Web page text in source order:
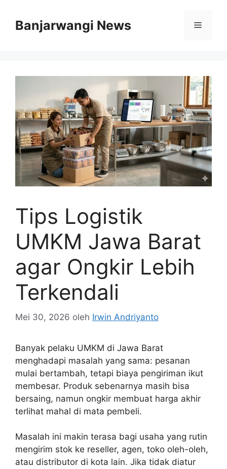
Banjarwangi News Menu
Tips Logistik
UMKM Jawa Barat
agar Ongkir Lebih
Terkendali
Mei 30, 2026 oleh Irwin Andriyanto
Banyak pelaku UMKM di Jawa Barat
menghadapi masalah yang sama: pesanan
mulai bertambah, tetapi biaya pengiriman ikut
membesar. Produk sebenarnya masih bisa
bersaing, namun ongkir membuat harga akhir
terlihat mahal di mata pembeli.
Masalah ini makin terasa bagi usaha yang rutin
mengirim stok ke reseller, agen, toko oleh-oleh,
atau distributor di kota lain. Jika tidak diatur